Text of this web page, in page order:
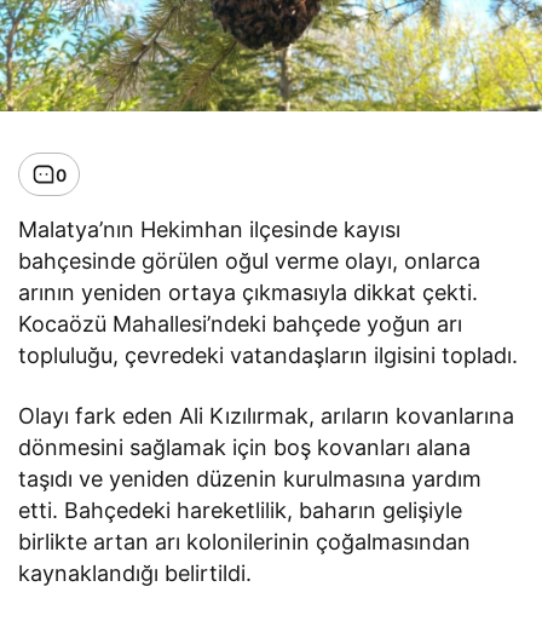
0
Malatya’nın Hekimhan ilçesinde kayısı
bahçesinde görülen oğul verme olayı, onlarca
arının yeniden ortaya çıkmasıyla dikkat çekti.
Kocaözü Mahallesi’ndeki bahçede yoğun arı
topluluğu, çevredeki vatandaşların ilgisini topladı.
Olayı fark eden Ali Kızılırmak, arıların kovanlarına
dönmesini sağlamak için boş kovanları alana
taşıdı ve yeniden düzenin kurulmasına yardım
etti. Bahçedeki hareketlilik, baharın gelişiyle
birlikte artan arı kolonilerinin çoğalmasından
kaynaklandığı belirtildi.